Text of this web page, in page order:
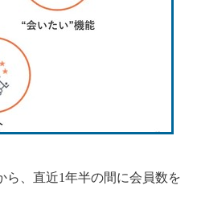
、直近1年半の間に会員数を